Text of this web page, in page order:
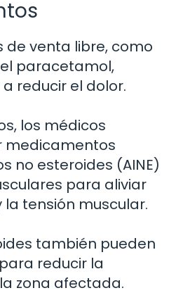
de venta libre, como
paracetamol,
reducir el dolor.
los médicos
medicamentos
no esteroides (AINE)
para aliviar
tensión muscular.
también pueden
reducir la
zona afectada.